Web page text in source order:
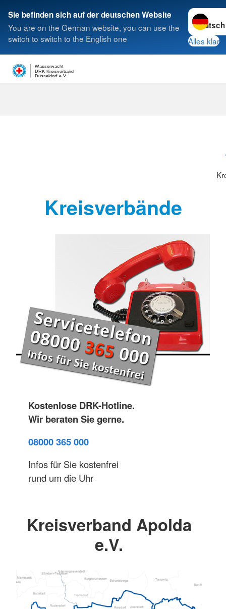
Sie befinden sich auf der deutschen Website
You are on the German website, you can use the
switch to switch to the English one
Sprache
Alles klar
Düsseldorf e.V.
DRK-Kreisverband
Wasserwacht
Suche
Kreisverbände
Kostenlose DRK-Hotline.
Wir beraten Sie gerne.
08000 365 000
Infos für Sie kostenfrei
rund um die Uhr
Kreisverband Apolda
e.V.